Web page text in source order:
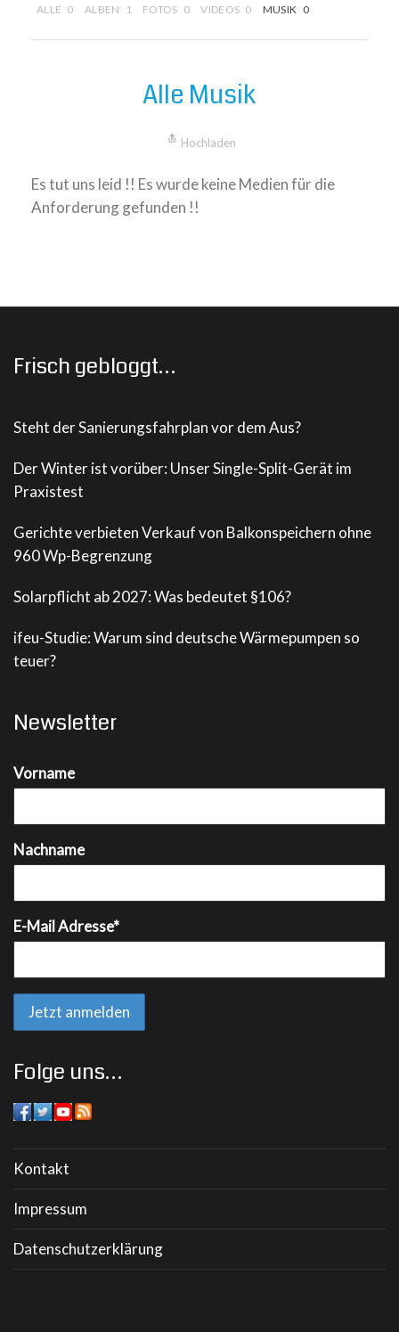
ALLE 0 ALBEN 1 FOTOS 0 VIDEOS 0 MUSIK 0
Alle Musik
Hochladen
Es tut uns leid !! Es wurde keine Medien für die
Anforderung gefunden !!
Frisch gebloggt…
Steht der Sanierungsfahrplan vor dem Aus?
Der Winter ist vorüber: Unser Single-Split-Gerät im
Praxistest
Gerichte verbieten Verkauf von Balkonspeichern ohne
960 Wp-Begrenzung
Solarpflicht ab 2027: Was bedeutet §106?
ifeu-Studie: Warum sind deutsche Wärmepumpen so
teuer?
Newsletter
Vorname
Nachname
E-Mail Adresse*
Folge uns…
Kontakt
Impressum
Datenschutzerklärung